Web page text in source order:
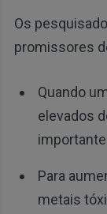
Os
promissores
Quando
elevados
Para
metais